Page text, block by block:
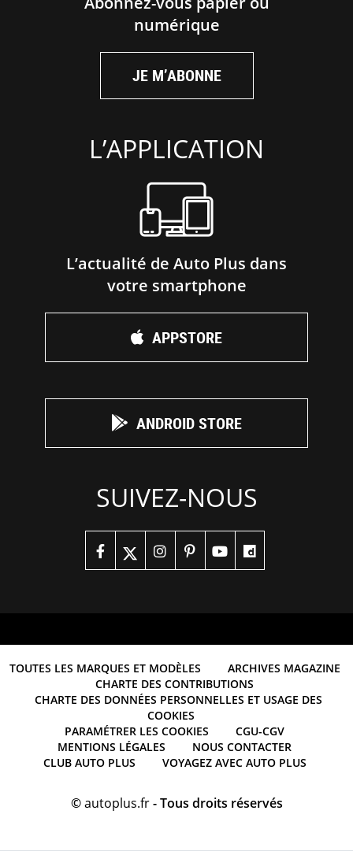
numérique
JE M’ABONNE
L’APPLICATION
L’actualité de Auto Plus dans
votre smartphone
APPSTORE
ANDROID STORE
SUIVEZ-NOUS
TOUTES LES MARQUES ET MODÈLES
ARCHIVES MAGAZINE
CHARTE DES CONTRIBUTIONS
CHARTE DES DONNÉES PERSONNELLES ET USAGE DES
COOKIES
PARAMÉTRER LES COOKIES
CGU-CGV
MENTIONS LÉGALES
NOUS CONTACTER
CLUB AUTO PLUS
VOYAGEZ AVEC AUTO PLUS
©autoplus.fr- Tous droits réservés